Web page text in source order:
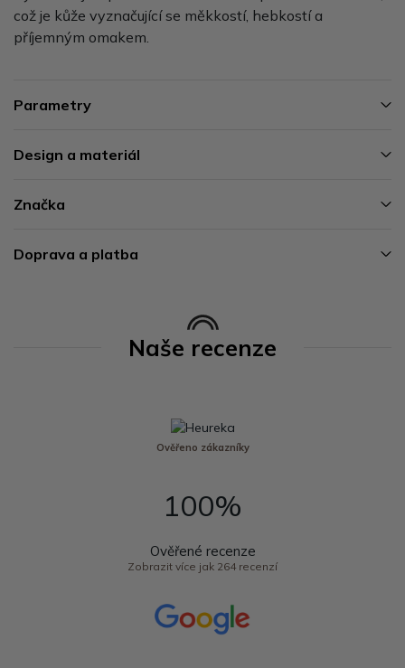
což je kůže vyznačující se měkkostí, hebkostí a
příjemným omakem.
Parametry
Design a materiál
Značka
Doprava a platba
Naše recenze
Ověřeno zákazníky
100%
Ověřené recenze
Zobrazit více jak 264 recenzí